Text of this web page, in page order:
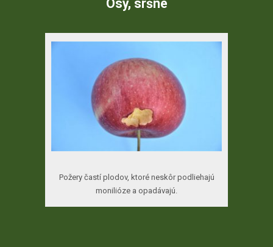
Osy, sršne
Požery častí plodov, ktoré neskôr podliehajú
monilióze a opadávajú.